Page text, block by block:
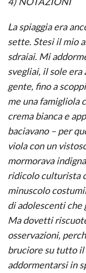
La spiaggia era
sette. Stesi il mio
sdraiai. Mi
svegliai, il sole era
gente, fino a
me una famigliola
crema bianca e
baciavano – per
viola con un
mormorava
ridicolo culturista
minuscolo
di adolescenti che
Ma dovetti
osservazioni,
bruciore su tutto il
addormentarsi in